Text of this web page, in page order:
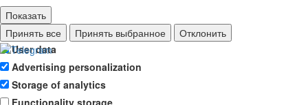
Показать
Ad storage
User data
Advertising personalization
Storage of analytics
Functionality storage
Принять все Принять выбранное Отклонить